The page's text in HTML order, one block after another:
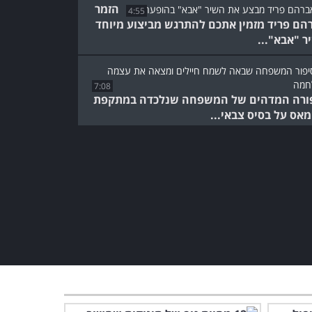
4:55
הזמר
פריד מזמין אתכם להתרגש מביצוע מיוחד
"אבא"...
7:08
המדהים של המשפחה שנלכדה במתקפת
על בסיס צבאי...
במופע סטנדאפ על חוויותיו